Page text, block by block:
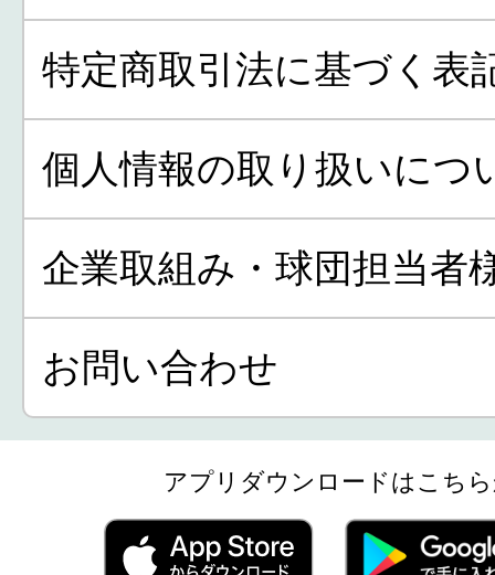
特定商取引法に基づく表
個人情報の取り扱いにつ
企業取組み・球団担当者
お問い合わせ
アプリダウンロードはこち